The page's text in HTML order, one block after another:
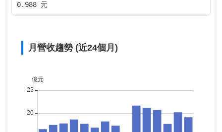
0.988 元
月營收趨勢 (近24個月)